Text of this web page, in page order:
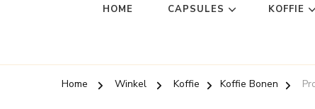
HOME CAPSULES KOFFIE
Home Winkel Koffie Koffie Bonen